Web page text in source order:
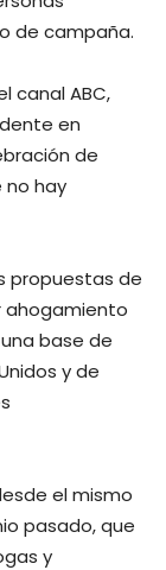
de campaña.
canal ABC,
en
de
no hay
propuestas de
ahogamiento
base de
y de
el mismo
pasado, que
y